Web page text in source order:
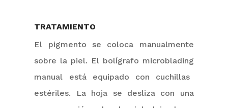
TRATAMIENTO
El pigmento se coloca manualmente
sobre la piel. El bolígrafo microblading
manual está equipado con cuchillas
estériles. La hoja se desliza con una